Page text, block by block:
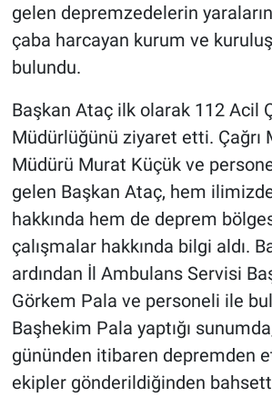
gelen depremzedelerin
çaba harcayan kurum ve
bulundu.
Başkan Ataç ilk olarak 112 Acil
Müdürlüğünü ziyaret etti. Çağrı
Müdürü Murat Küçük ve
gelen Başkan Ataç, hem
hakkında hem de deprem
çalışmalar hakkında bilgi aldı.
ardından İl Ambulans Servisi
Görkem Pala ve personeli ile
Başhekim Pala yaptığı
gününden itibaren depremden
ekipler gönderildiğinden